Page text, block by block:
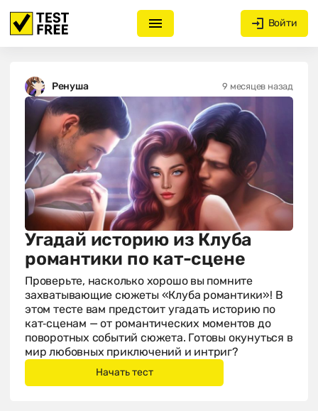
Войти
Ренуша 9 месяцев назад
Угадай историю из Клуба
романтики по кат-сцене
Проверьте, насколько хорошо вы помните
захватывающие сюжеты «Клуба романтики»! В
этом тесте вам предстоит угадать историю по
кат‑сценам — от романтических моментов до
поворотных событий сюжета. Готовы окунуться в
мир любовных приключений и интриг?